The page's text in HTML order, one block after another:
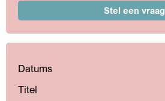
Stel een vraag
Datums
Titel